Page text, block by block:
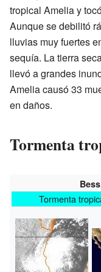
tropical Amelia y
Aunque se debilitó
lluvias muy fuertes
sequía. La tierra
llevó a grandes
Amelia causó 33
en daños.
Tormenta
Bess
Tormenta